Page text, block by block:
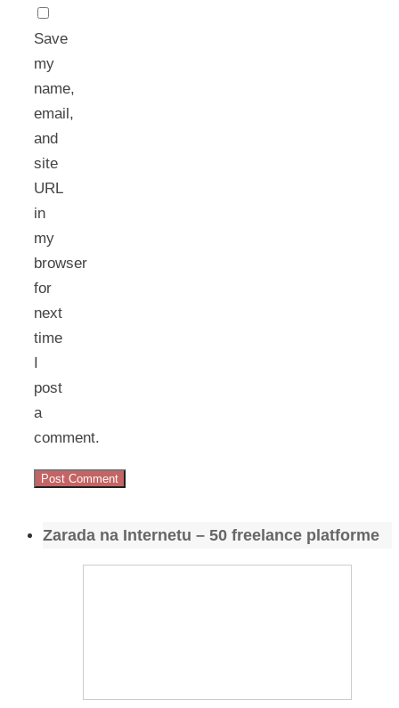
Save
my
name,
email,
and
site
URL
in
my
browser
for
next
time
I
post
a
comment.
Zarada na Internetu – 50 freelance platforme